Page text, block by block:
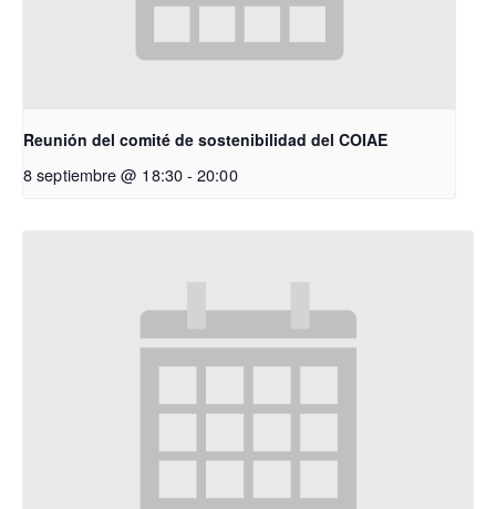
Reunión del comité de sostenibilidad del COIAE
8 septiembre @ 18:30- 20:00